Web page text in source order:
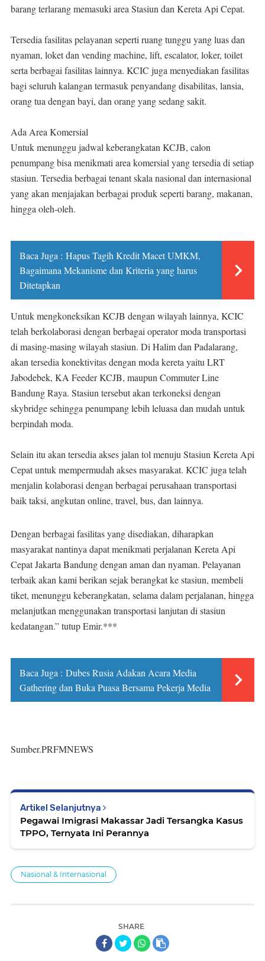
barang terlarang memasuki area Stasiun dan Kereta Api Cepat.
Tersedia fasilitas pelayanan seperti ruang tunggu yang luas dan
nyaman, loket dan vending machine, lift, escalator, loker, toilet
serta berbagai fasilitas lainnya. KCIC juga menyediakan fasilitas
bagi seluruh kalangan termasuk penyandang disabilitas, lansia,
orang tua dengan bayi, dan orang yang sedang sakit.
Ada Area Komersial
Untuk menunggu jadwal keberangkatan KCJB, calon
penumpang bisa menikmati area komersial yang tersedia di setiap
stasiun. Tersedia berbagai tenant skala nasional dan internasional
yang akan menjajakan berbagai produk seperti barang, makanan,
hingga oleh-oleh.
Baca Juga : Hapus Tagih Kredit Macet UMKM,
Bagaimana Mekanisme dan Kriteria yang harus
Ditetapkan
Untuk mengkoneksikan KCJB dengan wilayah lainnya, KCIC
telah berkolaborasi dengan berbagai operator moda transportasi
di masing-masing wilayah stasiun. Di Halim dan Padalarang,
akan tersedia konektivitas dengan moda kereta yaitu LRT
Jabodebek, KA Feeder KCJB, maupun Commuter Line
Bandung Raya. Stasiun tersebut akan terkoneksi dengan
skybridge sehingga penumpang lebih leluasa dan mudah untuk
berpindah moda.
Selain itu akan tersedia akses jalan tol menuju Stasiun Kereta Api
Cepat untuk mempermudah akses masyarakat. KCIC juga telah
menjalin kolaborasi dengan berbagai perusahaan transportasi
baik taksi, angkutan online, travel, bus, dan lainnya.
Dengan berbagai fasilitas yang disediakan, diharapkan
masyarakat nantinya dapat menikmati perjalanan Kereta Api
Cepat Jakarta Bandung dengan aman dan nyaman. Pelayanan
terbaik akan kami berikan sejak berangkat ke stasiun, membeli
tiket, menunggu keberangkatan, selama dalam perjalanan, hingga
melanjutkan menggunakan transportasi lanjutan di stasiun
kedatangan.” tutup Emir.***
Baca Juga : Dubes Rusia Adakan Acara Media
Gathering dan Buka Puasa Bersama Pekerja Media
Sumber.PRFMNEWS
Artikel Selanjutnya
Pegawai Imigrasi Makassar Jadi Tersangka Kasus
TPPO, Ternyata Ini Perannya
Nasional & Internasional
SHARE